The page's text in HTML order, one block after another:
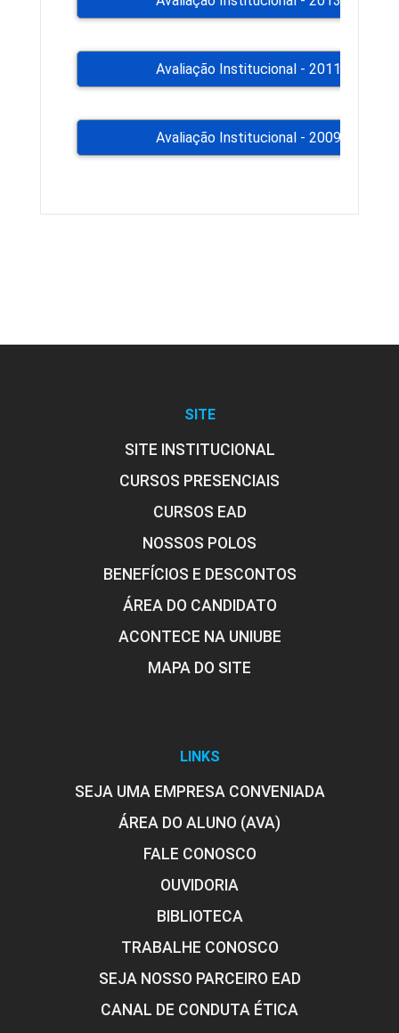
Avaliação Institucional - 2011 +
Avaliação Institucional - 2009 +
SITE
SITE INSTITUCIONAL
CURSOS PRESENCIAIS
CURSOS EAD
NOSSOS POLOS
BENEFÍCIOS E DESCONTOS
ÁREA DO CANDIDATO
ACONTECE NA UNIUBE
MAPA DO SITE
LINKS
SEJA UMA EMPRESA CONVENIADA
ÁREA DO ALUNO (AVA)
FALE CONOSCO
OUVIDORIA
BIBLIOTECA
TRABALHE CONOSCO
SEJA NOSSO PARCEIRO EAD
CANAL DE CONDUTA ÉTICA